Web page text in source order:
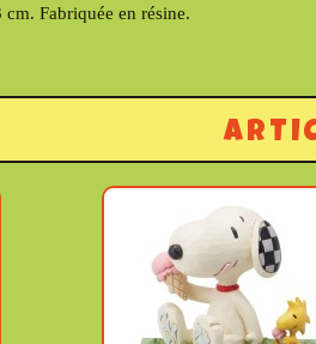
Fabriquée en résine.